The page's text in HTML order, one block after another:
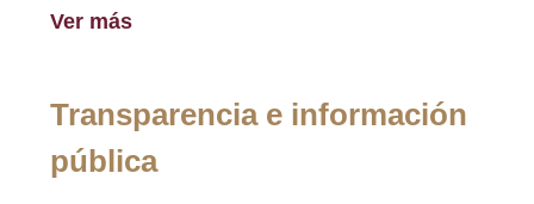
Ver más
Transparencia e información
pública